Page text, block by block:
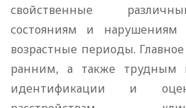
свойственные
состояниям и нарушениям
возрастные периоды.
ранним, а также трудным
идентификации и